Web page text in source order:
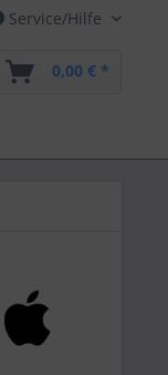
Service/Hilfe
0,00 € *